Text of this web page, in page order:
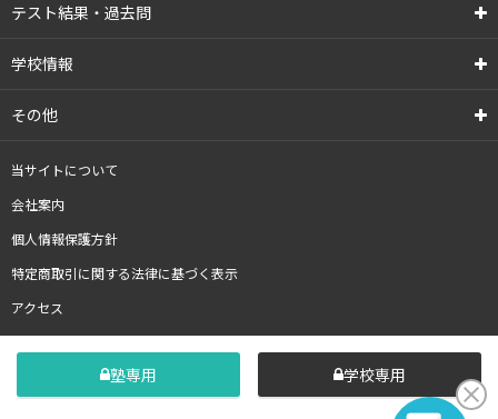
テスト結果・過去問
学校情報
その他
当サイトについて
会社案内
個人情報保護方針
特定商取引に関する法律に基づく表示
アクセス
塾専用 学校専用